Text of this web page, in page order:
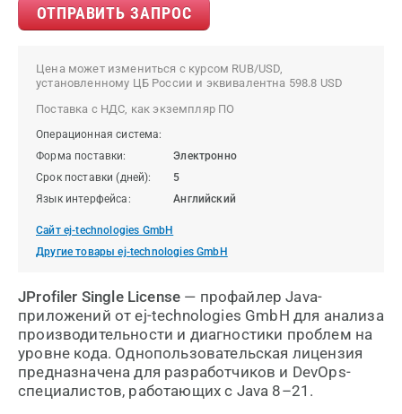
ОТПРАВИТЬ ЗАПРОС
Цена может измениться с курсом RUB/USD,
установленному ЦБ России и эквивалентна 598.8 USD
Поставка с НДС, как экземпляр ПО
Операционная система:
Форма поставки:
Электронно
Срок поставки (дней):
5
Язык интерфейса:
Английский
Сайт ej-technologies GmbH
Другие товары ej-technologies GmbH
JProfiler Single License — профайлер Java-
приложений от ej-technologies GmbH для анализа
производительности и диагностики проблем на
уровне кода. Однопользовательская лицензия
предназначена для разработчиков и DevOps-
специалистов, работающих с Java 8–21.